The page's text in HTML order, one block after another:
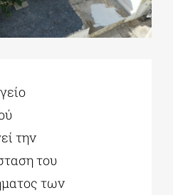
την
του
των